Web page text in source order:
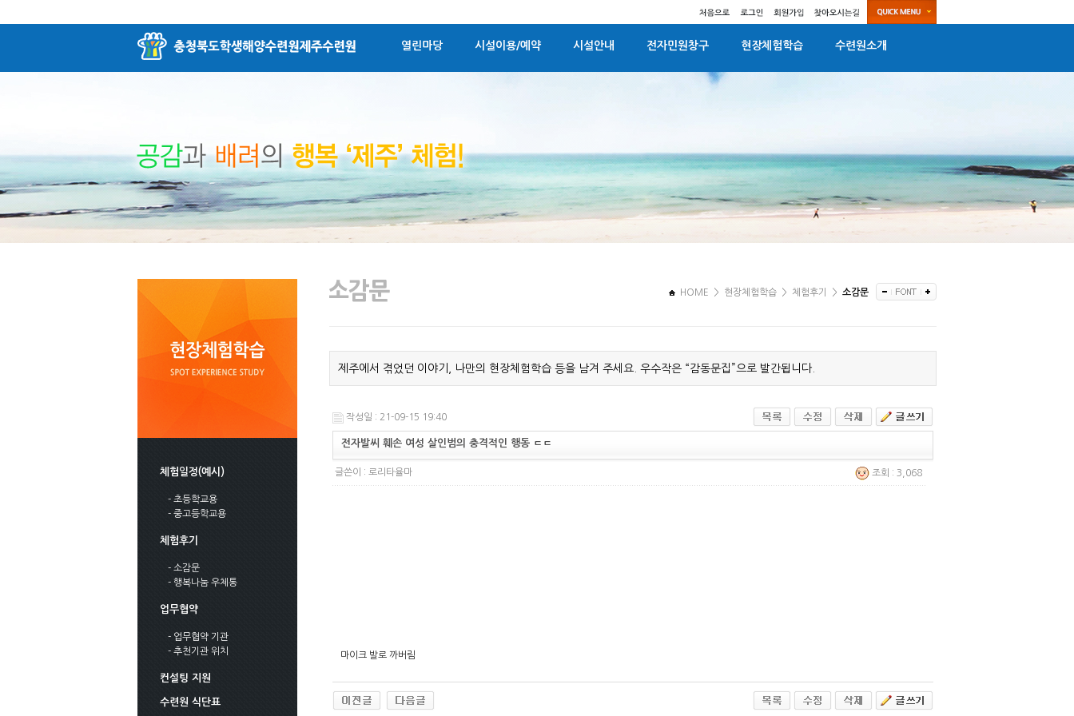
열린마당 시설이용/예약 시설안내 전자민원창구 현장체험학습 수련원소개
체험일정(예시)
- 초등학교용
- 중고등학교용
체험후기
- 소감문
- 행복나눔 우체통
업무협약
- 업무협약 기관
- 추천기관 위치
컨설팅 지원
수련원 식단표
HOME > 현장체험학습 > 체험후기 > 소감문
제주에서 겪었던 이야기, 나만의 현장체험학습 등을 남겨 주세요. 우수작은 “감동문집”으로 발간됩니다.
작성일 : 21-09-15 19:40
전자발씨 훼손 여성 살인범의 충격적인 행동 ㄷㄷ
글쓴이 : 로리타율마 조회 : 3,068
마이크 발로 까버림